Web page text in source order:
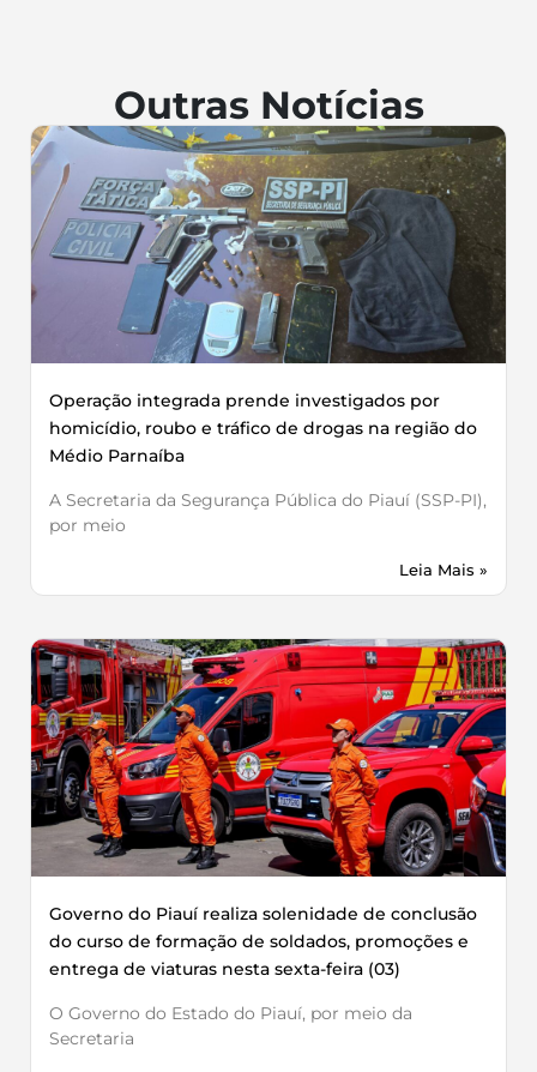
Outras Notícias
Operação integrada prende investigados por
homicídio, roubo e tráfico de drogas na região do
Médio Parnaíba
A Secretaria da Segurança Pública do Piauí (SSP-PI),
por meio
Leia Mais »
Governo do Piauí realiza solenidade de conclusão
do curso de formação de soldados, promoções e
entrega de viaturas nesta sexta-feira (03)
O Governo do Estado do Piauí, por meio da
Secretaria